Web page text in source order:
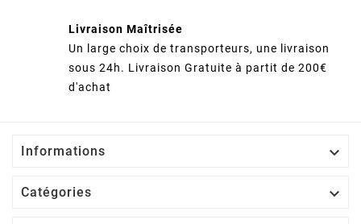
Livraison Maîtrisée
Un large choix de transporteurs, une livraison
sous 24h. Livraison Gratuite à partit de 200€
d'achat
Informations 
Catégories 